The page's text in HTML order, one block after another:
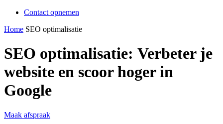
Contact opnemen
Home SEO optimalisatie
SEO optimalisatie: Verbeter je
website en scoor hoger in
Google
Maak afspraak